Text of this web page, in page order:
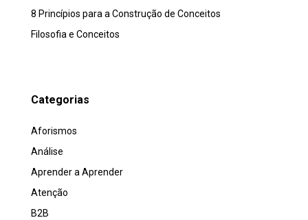
8 Princípios para a Construção de Conceitos
Filosofia e Conceitos
Categorias
Aforismos
Análise
Aprender a Aprender
Atenção
B2B